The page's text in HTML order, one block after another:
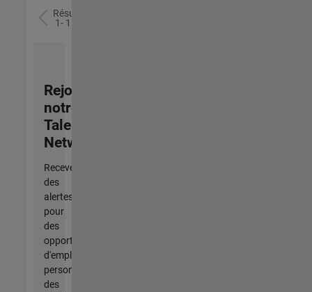
Résultats
1- 1 de
Rejoignez
notre
Talent
Network
Recevez
des
alertes
pour
des
opportunités
d'emploi
personnalisées,
des